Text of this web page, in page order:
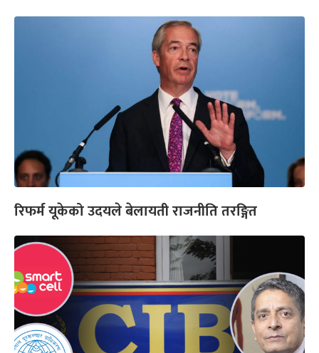
रिफर्म यूकेको उदयले बेलायती राजनीति तरङ्गित